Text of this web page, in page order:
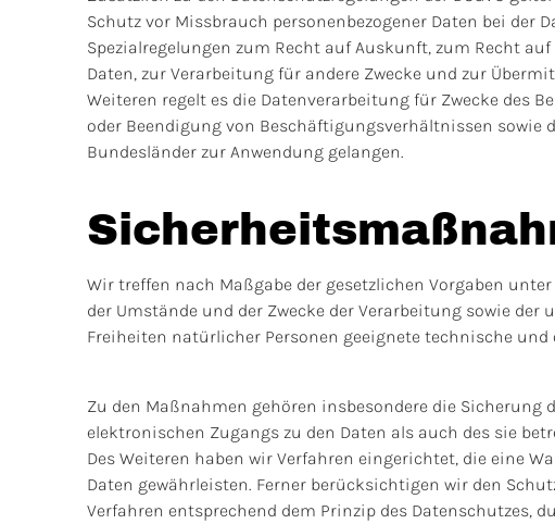
Schutz vor Missbrauch personenbezogener Daten bei der
Spezialregelungen zum Recht auf Auskunft, zum Recht
Daten, zur Verarbeitung für andere Zwecke und zur
Weiteren regelt es die Datenverarbeitung für Zwecke des
oder Beendigung von Beschäftigungsverhältnissen sowie
Bundesländer zur Anwendung gelangen.
Wir treffen nach Maßgabe der gesetzlichen Vorgaben
der Umstände und der Zwecke der Verarbeitung sowie
Freiheiten natürlicher Personen geeignete technische
Zu den Maßnahmen gehören insbesondere die
elektronischen Zugangs zu den Daten als auch des sie
Des Weiteren haben wir Verfahren eingerichtet, die eine
Daten gewährleisten. Ferner berücksichtigen wir den
Verfahren entsprechend dem Prinzip des Datenschutzes,